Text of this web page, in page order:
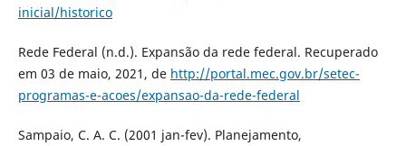
inicial/historico
Rede Federal (n.d.). Expansão da rede federal. Recuperado
em 03 de maio, 2021, de http://portal.mec.gov.br/setec-
programas-e-acoes/expansao-da-rede-federal
Sampaio, C. A. C. (2001 jan-fev). Planejamento,